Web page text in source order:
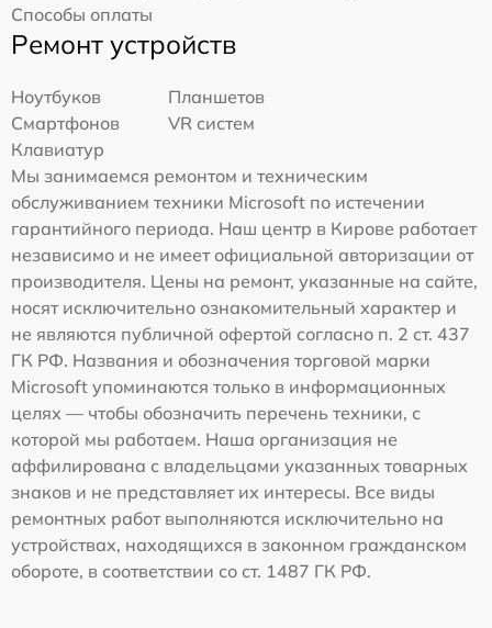
Способы оплаты
Ремонт устройств
Ноутбуков
Планшетов
Смартфонов
VR систем
Клавиатур
Мы занимаемся ремонтом и техническим
обслуживанием техники Microsoft по истечении
гарантийного периода. Наш центр в Кирове работает
независимо и не имеет официальной авторизации от
производителя. Цены на ремонт, указанные на сайте,
носят исключительно ознакомительный характер и
не являются публичной офертой согласно п. 2 ст. 437
ГК РФ. Названия и обозначения торговой марки
Microsoft упоминаются только в информационных
целях — чтобы обозначить перечень техники, с
которой мы работаем. Наша организация не
аффилирована с владельцами указанных товарных
знаков и не представляет их интересы. Все виды
ремонтных работ выполняются исключительно на
устройствах, находящихся в законном гражданском
обороте, в соответствии со ст. 1487 ГК РФ.